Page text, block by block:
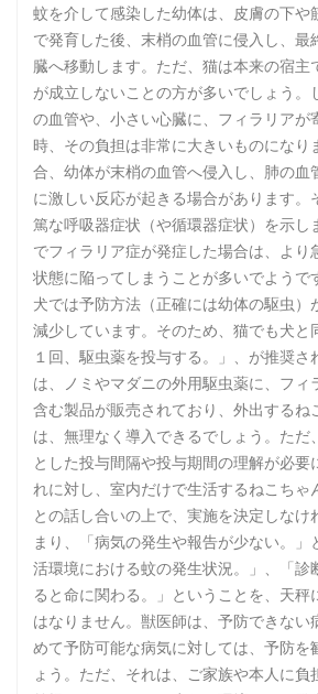
蚊を介して感染した幼体は、皮膚の下や
で発育した後、末梢の血管に侵入し、最
臓へ移動します。ただ、猫は本来の宿主
が成立しないことの方が多いでしょう。
の血管や、小さい心臓に、フィラリアが
時、その負担は非常に大きいものになり
合、幼体が末梢の血管へ侵入し、肺の血
に激しい反応が起きる場合があります。
篤な呼吸器症状（や循環器症状）を示し
でフィラリア症が発症した場合は、より
状態に陥ってしまうことが多いでようで
犬では予防方法（正確には幼体の駆虫）
減少しています。そのため、猫でも犬と
１回、駆虫薬を投与する。」、が推奨さ
は、ノミやマダニの外用駆虫薬に、フィ
含む製品が販売されており、外出するね
は、無理なく導入できるでしょう。ただ
とした投与間隔や投与期間の理解が必要
れに対し、室内だけで生活するねこちゃ
との話し合いの上で、実施を決定しなけ
まり、「病気の発生や報告が少ない。」
活環境における蚊の発生状況。」、「診
ると命に関わる。」ということを、天秤
はなりません。獣医師は、予防できない
めて予防可能な病気に対しては、予防を
ょう。ただ、それは、ご家族や本人に負